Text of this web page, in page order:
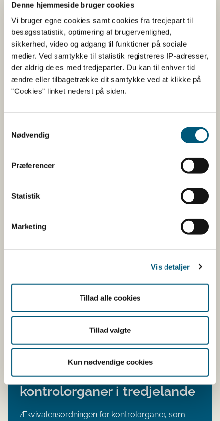
Denne hjemmeside bruger cookies
Vi bruger egne cookies samt cookies fra tredjepart til
besøgsstatistik, optimering af brugervenlighed,
sikkerhed, video og adgang til funktioner på sociale
medier. Ved samtykke til statistik registreres IP-adresser,
der aldrig deles med tredjeparter. Du kan til enhver tid
ændre eller tilbagetrække dit samtykke ved at klikke på
”Cookies” linket nederst på siden.
Nødvendig
Præferencer
Statistik
Marketing
Vis detaljer
Tillad alle cookies
Tillad valgte
Kun nødvendige cookies
Der er kommet en ny rubrik i importcertifikatet,
hvor det er muligt at angive flere virksomheder,
så der nu er plads til at angive både eksportør og
producent.
Fødevarestyrelsens side om eksport, herunder
”Udkast til E-NAQS Import Certifikatet”, vil blive
opdateret med ovennævnte snarest.
mht. eksport/import
UK arbejder på at få et system, som ligner EU-
Systemet forventes først at gå i luften d. 1. februar
importkontrolattest ved salg af økologiske varer
til UK.
Mht. import fra UK til EU, så er det nu afklaret, at
det kun er varer fra UK, som enten er produceret i
UK eller forarbejdet i UK, som man kan importere
til EU. Dvs. at økologiske varer fra tredjelande,
som kun er ompakket og/eller ommærket i UK,
ikke kan importeres til EU.
Status vedr. de nye
økologiregler om
anerkendelse af
kontrolorganer i tredjelande
Ækvivalensordningen for kontrolorganer, som